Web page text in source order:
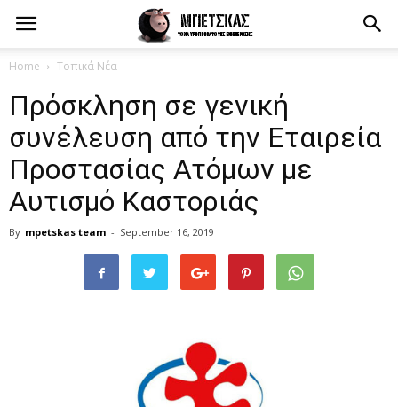
Home Τοπικά Νέα
Πρόσκληση σε γενική
συνέλευση από την Εταιρεία
Προστασίας Ατόμων με
Αυτισμό Καστοριάς
By mpetskas team - September 16, 2019